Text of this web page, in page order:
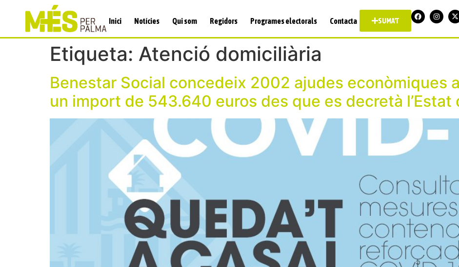
Inici Notícies Qui som Regidors Programes electorals Contacta SUMA'T
Etiqueta: Atenció domiciliària
Benestar Social concedeix 2002 ajudes econòmiques
un import de 543.640 euros des que es decretà l’Estat